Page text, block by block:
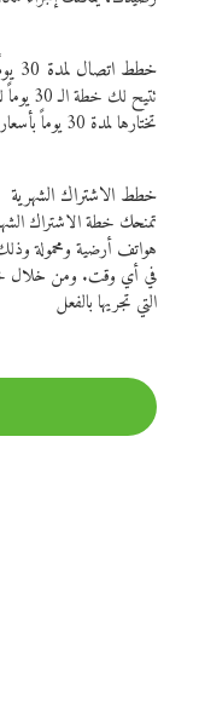
خطط اتصال لمدة 30 يومًا
تتيح
تختارها لمدة 30 يوماً بأسعار فايبر المنخفضة.
خطط الاشتراك الشهرية
تمنحك خطة الاشتراك
هواتف أرضية ومحمولة
في أي وقت. ومن خلال خطة
التي تجريها بالفعل